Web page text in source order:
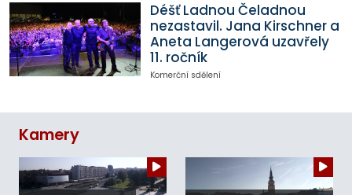
Déšť Ladnou Čeladnou
nezastavil. Jana Kirschner a
Aneta Langerová uzavřely
11. ročník
Komerční sdělení
Kamery